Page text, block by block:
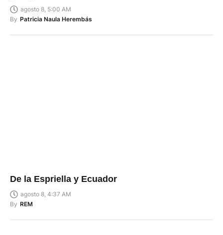
agosto 8, 5:00 AM
By Patricia Naula Herembás
De la Espriella y Ecuador
agosto 8, 4:37 AM
By REM